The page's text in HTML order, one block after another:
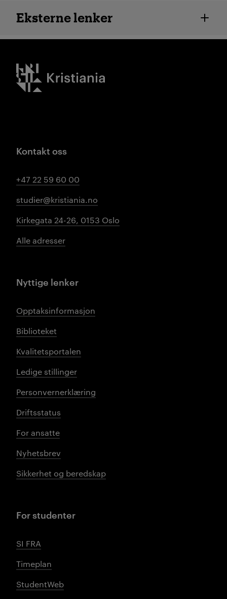
Eksterne lenker
Kristiania logo
Kontakt oss
+47 22 59 60 00
studier@kristiania.no
Kirkegata 24-26, 0153 Oslo
Alle adresser
Nyttige lenker
Opptaksinformasjon
Biblioteket
Kvalitetsportalen
Ledige stillinger
Personvernerklæring
Driftsstatus
For ansatte
Nyhetsbrev
Sikkerhet og beredskap
For studenter
SI FRA
Timeplan
StudentWeb